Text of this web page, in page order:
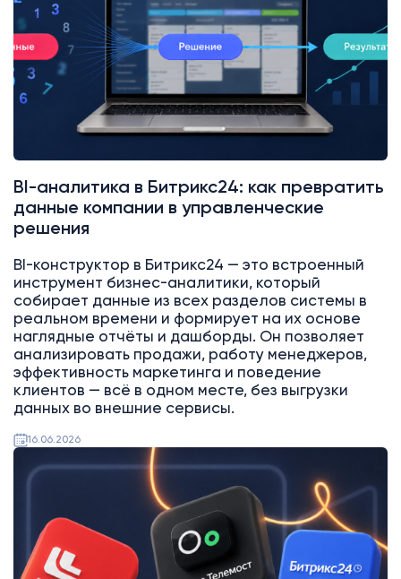
BI-аналитика в Битрикс24: как превратить
данные компании в управленческие
решения
BI-конструктор в Битрикс24 — это встроенный
инструмент бизнес-аналитики, который
собирает данные из всех разделов системы в
реальном времени и формирует на их основе
наглядные отчёты и дашборды. Он позволяет
анализировать продажи, работу менеджеров,
эффективность маркетинга и поведение
клиентов — всё в одном месте, без выгрузки
данных во внешние сервисы.
16.06.2026
Битрикс24